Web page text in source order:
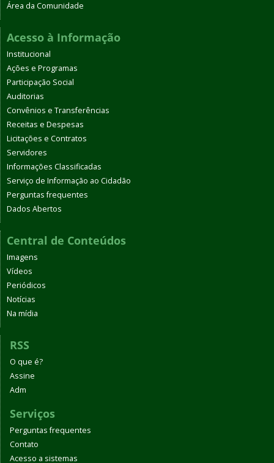
Área da Comunidade
Acesso à Informação
Institucional
Ações e Programas
Participação Social
Auditorias
Convênios e Transferências
Receitas e Despesas
Licitações e Contratos
Servidores
Informações Classificadas
Serviço de Informação ao Cidadão
Perguntas frequentes
Dados Abertos
Central de Conteúdos
Imagens
Vídeos
Periódicos
Notícias
Na mídia
RSS
O que é?
Assine
Adm
Serviços
Perguntas frequentes
Contato
Acesso a sistemas